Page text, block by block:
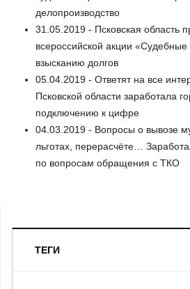
делопроизводство
31.05.2019 - Псковская область
всероссийской акции
взысканию долгов
05.04.2019 - Ответят на все
Псковской области заработала
подключению к цифре
04.03.2019 - Вопросы о вывозе
льготах, перерасчёте…
по вопросам обращения с ТКО
ТЕГИ